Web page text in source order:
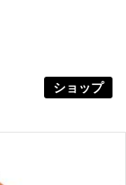
ショップ